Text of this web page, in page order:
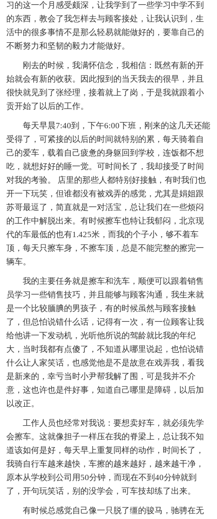
习的这一个月感受颇深，让我学到了一些学习中学不到
的东西，教会了我怎样去与顾客接处，让我认识到，生
活中的很多事情不是那么轻易就能做好的，要靠自己的
不断努力和坚韧的毅力才能做好。
刚去的时候，我满怀信念，我相信：既然有新的开
始就会有新的收获。因此报到的当天我去的很早，并且
很快就见到了张经理，接着就上了岗，于是我就跟着小
贡开始了以后的工作。
每天早晨7:40到，下午6:00下班，刚来的这几天还能
受得了，可紧接的以后的时间就特别的累，每天骑着自
己的爱车，载着自己疲惫的身躯回到学校，连饭都不想
吃，就想好好的睡一觉。可时间长了，我却接受了时间
对我的考验。 店里的那些人都特别好接触，有时我们也
开一下玩笑，但谁都没有被戏弄的感觉，尤其是娟姐跟
苏哥最逗了，简直就是一对活宝，总让我们在一些烦闷
的工作中解脱出来。有时候擦车也特让我郁闷，北京现
代的车最低的也有1.425米，而我的个子小，够不着车
顶，每天只擦车身，不擦车顶，总是不能完整的擦完一
辆车。
我的主要任务就是擦车和洗车，顺便可以跟着销售
员学习一些销售技巧，并且能够与顾客沟通，我生来就
是一个比较腼腆的男孩子，有的时候虽然与顾客接触
了，但总怕说错什么话，记得有一次，有一位顾客让我
给他讲一下发动机，光听他所说的驾龄就比我的年纪
大，当时我都有点傻了，不知道从哪里说起，也怕说错
什么让人家笑话，也感觉他是不是故意在戏弄我，看我
是新来的，幸亏当时小尹帮我解了围，可是我并不介
意，这也许也是件好事，知道自己哪里是障碍，以后加
以改正。
工作人员也经常对我说：要想卖好车，就必须先学
会擦车。这就像担子一样压在我的脊梁上，总让我不知
道该如何是好，每天早上重复同样的动作，时间长了，
我骑自行车越来越快，车擦的越来越好，越来越干净，
原本从学校到公司用50分钟，而现在不到40分钟就到
了，开句玩笑话，别的没学会，可车技却练了出来。
有时候总感觉自己像一只脱了缰的骏马，驰骋在无